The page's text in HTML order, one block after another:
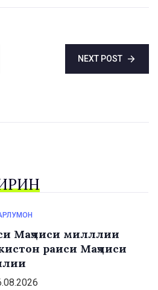
NEXT POST
Маҷлиси милллии
раиси Маҷлиси